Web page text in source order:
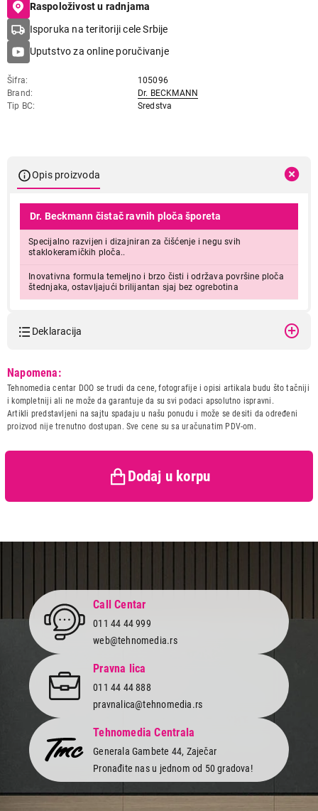
Raspoloživost u radnjama
Isporuka na teritoriji cele Srbije
Uputstvo za online poručivanje
Šifra
105096
Brand
Dr. BECKMANN
Tip BC
Sredstva
Opis proizvoda
Dr. Beckmann čistač ravnih ploča šporeta
Specijalno razvijen i dizajniran za čišćenje i negu svih
staklokeramičkih ploča..
Inovativna formula temeljno i brzo čisti i održava površine ploča
štednjaka, ostavljajući brilijantan sjaj bez ogrebotina
Deklaracija
Naziv i vrsta robe:
OPREMA I SREDSTVA ZA
BELU TEHNIKU
Uvoznik:
MAGINUS d.o.o.
kupaca po osnovu zakona o
zaštiti potrošača
Napomena:
Tehnomedia centar DOO se trudi da cene, fotografije i opisi artikala budu što tačniji
i kompletniji ali ne može da garantuje da su svi podaci apsolutno ispravni.
Artikli predstavljeni na sajtu spadaju u našu ponudu i može se desiti da određeni
proizvod nije trenutno dostupan. Sve cene su sa uračunatim PDV-om.
Dodaj u korpu
Dr. Beckmann CISTAC RAVNIH PLOCA
STEDNJAKA
Proizvod je dodat u korpu.
Ukupno u korpi:0,00
Nastavi kupovinu
Završi kupovinu
Call Centar
011 44 44 999
web@tehnomedia.rs
Pravna lica
011 44 44 888
pravnalica@tehnomedia.rs
Tehnomedia Centrala
Generala Gambete 44, Zaječar
Pronađite nas u jednom od 50 gradova!